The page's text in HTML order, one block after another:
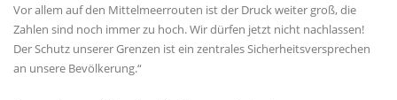
Vor allem auf den Mittelmeerrouten ist der Druck weiter groß, die
Zahlen sind noch immer zu hoch. Wir dürfen jetzt nicht nachlassen!
Der Schutz unserer Grenzen ist ein zentrales Sicherheitsversprechen
an unsere Bevölkerung.“